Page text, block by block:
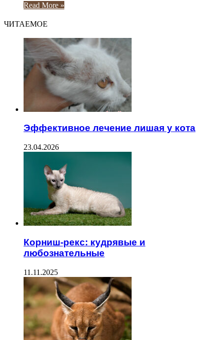
Read More »
ЧИТАЕМОЕ
Эффективное лечение лишая у кота
23.04.2026
Корниш-рекс: кудрявые и
любознательные
11.11.2025